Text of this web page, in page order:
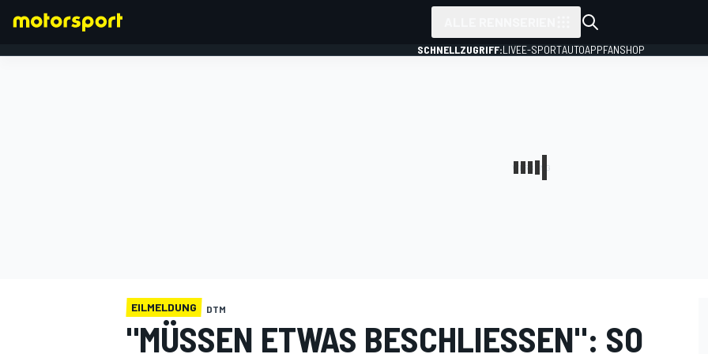
SCHNELLZUGRIFF:LIVEE-SPORTAUTOAPPFANSHOP
EILMELDUNG DTM
"MÜSSEN ETWAS BESCHLIESSEN": SO S